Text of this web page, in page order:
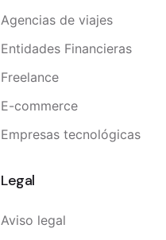
Agencias de viajes
Entidades Financieras
Freelance
E-commerce
Empresas tecnológicas
Legal
Aviso legal